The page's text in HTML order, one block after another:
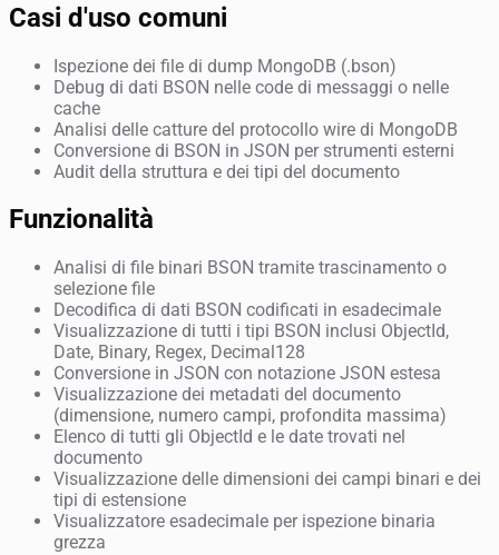
Casi d'uso comuni
Ispezione dei file di dump MongoDB (.bson)
Debug di dati BSON nelle code di messaggi o nelle
cache
Analisi delle catture del protocollo wire di MongoDB
Conversione di BSON in JSON per strumenti esterni
Audit della struttura e dei tipi del documento
Funzionalità
Analisi di file binari BSON tramite trascinamento o
selezione file
Decodifica di dati BSON codificati in esadecimale
Visualizzazione di tutti i tipi BSON inclusi ObjectId,
Date, Binary, Regex, Decimal128
Conversione in JSON con notazione JSON estesa
Visualizzazione dei metadati del documento
(dimensione, numero campi, profondita massima)
Elenco di tutti gli ObjectId e le date trovati nel
documento
Visualizzazione delle dimensioni dei campi binari e dei
tipi di estensione
Visualizzatore esadecimale per ispezione binaria
grezza